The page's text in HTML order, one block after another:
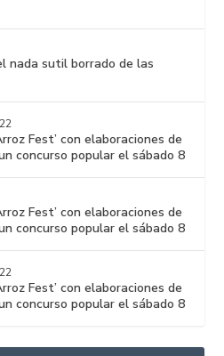
nada sutil borrado de las
Fest’ con elaboraciones de
concurso popular el sábado 8
Fest’ con elaboraciones de
concurso popular el sábado 8
Fest’ con elaboraciones de
concurso popular el sábado 8